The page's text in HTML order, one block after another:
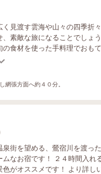
く見渡す雲海や山々の四季折
、素敵な旅になることでしょ
の食材を使った手料理でおも
日常の雄大な景色、星空、レ
網張方面へ約４０分。
泉街を望める、鶯宿川を渡っ
ムなお宿です！ ２４時間入れ
色がオススメです！ より詳し